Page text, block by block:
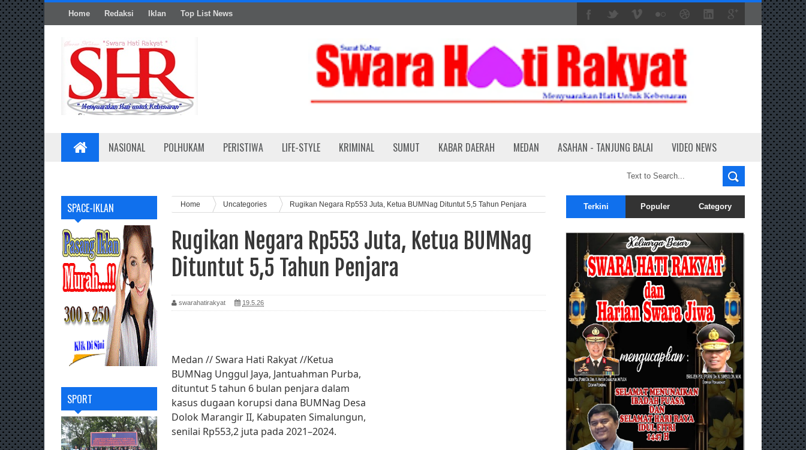
Home Redaksi Iklan Top List News
NASIONAL POLHUKAM PERISTIWA LIFE-STYLE KRIMINAL SUMUT KABAR DAERAH MEDAN ASAHAN - TANJUNG BALAI VIDEO NEWS
SPACE-IKLAN
SPORT
Home Uncategories Rugikan Negara Rp553 Juta, Ketua BUMNag Dituntut 5,5 Tahun Penjara
Rugikan Negara Rp553 Juta, Ketua BUMNag
Dituntut 5,5 Tahun Penjara
swarahatirakyat 19.5.26
Medan // Swara Hati Rakyat //Ketua
BUMNag Unggul Jaya, Jantuahman Purba,
dituntut 5 tahun 6 bulan penjara dalam
kasus dugaan korupsi dana BUMNag Desa
Dolok Marangir II, Kabupaten Simalungun,
senilai Rp553,2 juta pada 2021–2024.
Terkini Populer Category